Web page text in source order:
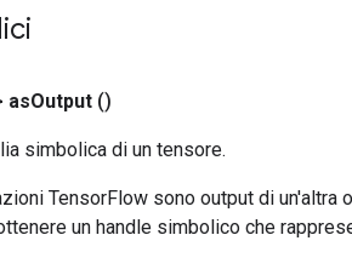
asOutput ()
simbolica di un tensore.
TensorFlow sono output di un'altra
un handle simbolico che